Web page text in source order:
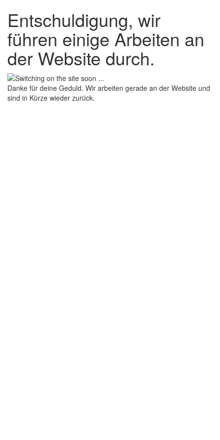
Entschuldigung, wir
führen einige Arbeiten an
der Website durch.
Danke für deine Geduld. Wir arbeiten gerade an der Website und
sind in Kürze wieder zurück.